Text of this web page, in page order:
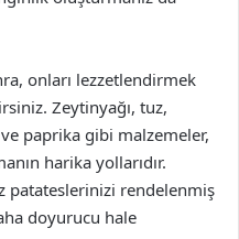
onları lezzetlendirmek
Zeytinyağı, tuz,
paprika gibi malzemeler,
harika yollarıdır.
patateslerinizi rendelenmiş
doyurucu hale